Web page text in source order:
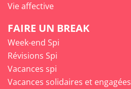
Vie affective
FAIRE UN BREAK
Week-end Spi
Révisions Spi
Vacances spi
Vacances solidaires et engagées